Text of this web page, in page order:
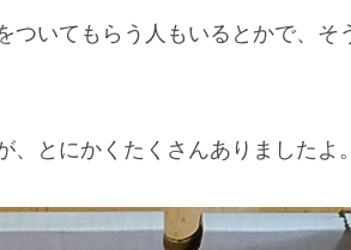
ついてもらう人もいるとかで、そ
とにかくたくさんありましたよ。